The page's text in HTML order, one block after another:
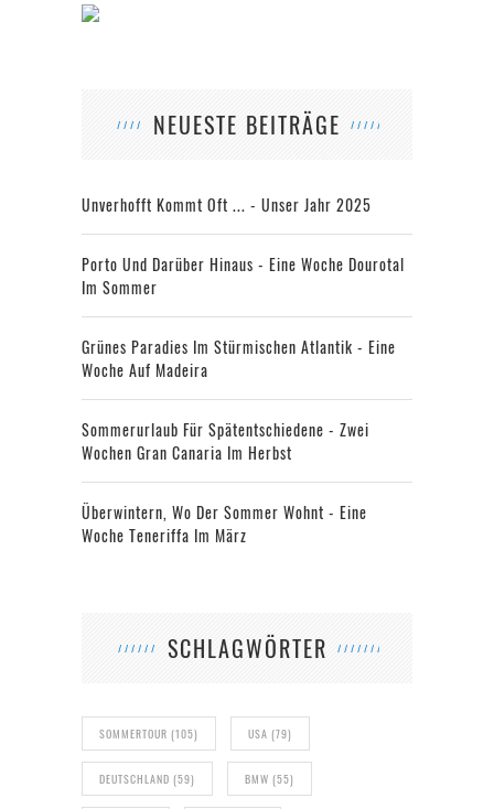
NEUESTE BEITRÄGE
Unverhofft Kommt Oft ... - Unser Jahr 2025
Porto Und Darüber Hinaus - Eine Woche Dourotal
Im Sommer
Grünes Paradies Im Stürmischen Atlantik - Eine
Woche Auf Madeira
Sommerurlaub Für Spätentschiedene - Zwei
Wochen Gran Canaria Im Herbst
Überwintern, Wo Der Sommer Wohnt - Eine
Woche Teneriffa Im März
SCHLAGWÖRTER
SOMMERTOUR (105) USA (79)
DEUTSCHLAND (59) BMW (55)